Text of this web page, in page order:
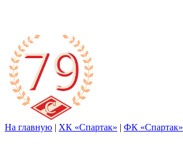
На главную | ХК «Спартак» | ФК «Спартак»